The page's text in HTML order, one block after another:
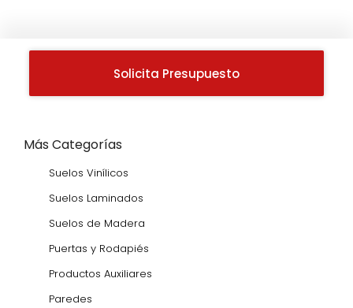
Solicita Presupuesto
Más Categorías
Suelos Vinílicos
Suelos Laminados
Suelos de Madera
Puertas y Rodapiés
Productos Auxiliares
Paredes